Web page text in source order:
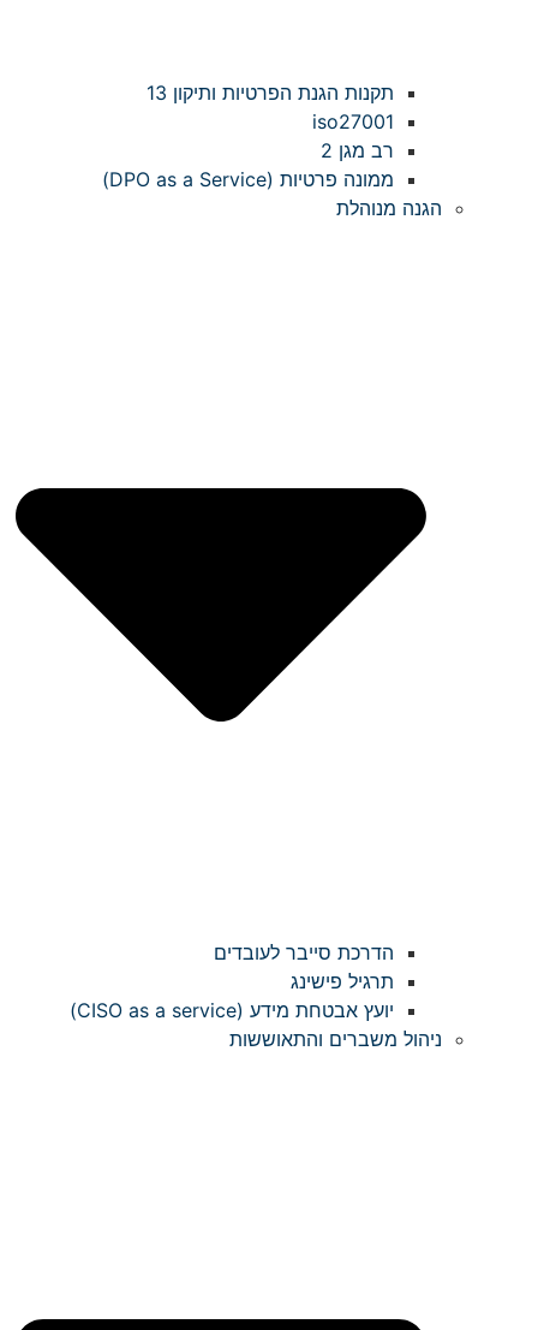
תקנות הגנת הפרטיות ותיקון 13
iso27001
רב מגן 2
ממונה פרטיות (DPO as a Service)
הגנה מנוהלת
הדרכת סייבר לעובדים
תרגיל פישינג
יועץ אבטחת מידע (CISO as a service)
ניהול משברים והתאוששות